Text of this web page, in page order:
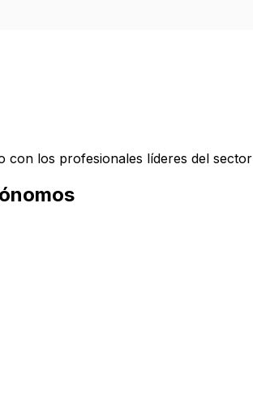
con los profesionales líderes del sector